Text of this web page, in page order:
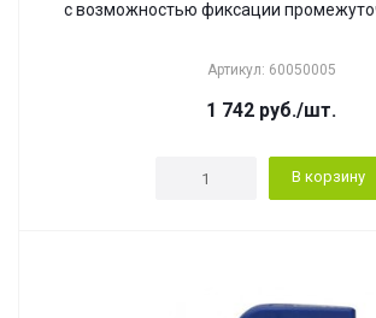
с возможностью фиксации
Артикул: 60050005
1 742 руб./шт.
В корзину